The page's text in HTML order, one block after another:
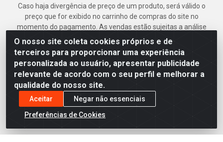
O nosso site coleta cookies próprios e de
terceiros para proporcionar uma experiência
personalizada ao usuário, apresentar publicidade
relevante de acordo com o seu perfil e melhorar a
qualidade do nosso site.
Aceitar
Negar não essenciais
Preferências de Cookies
Caso haja divergência de preço de um produto, será válido o
preço que for exibido no carrinho de compras do site no
momento do pagamento. As vendas estão sujeitas a análise
e disponibilidade do estoque. Imagens de produtos
meramente ilustrativas.
Armazém Jenipapo Materiais de Construção em Geral
LTDA - Rua das Flores, 2691 - Guabiraba, Recife/PE - CEP
52.291-630 - CNPJ 41.097.379/0001-